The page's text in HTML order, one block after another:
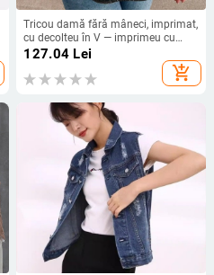
Tricou damă fără mâneci, imprimat,
cu decolteu în V — imprimeu cu
valuri și puncte, țesătură Milk Silk,
croială lejeră, poliester 95%+,
Spandex <30%, Vara 2025
127.04 Lei
add_shopping_cart